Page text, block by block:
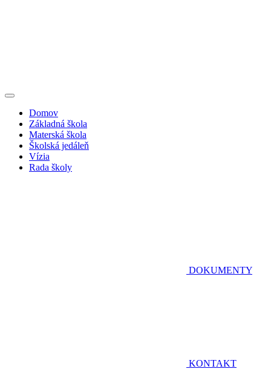
Domov
Základná škola
Materská škola
Školská jedáleň
Vízia
Rada školy
DOKUMENTY
KONTAKT